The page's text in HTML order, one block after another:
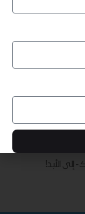
الأبد!
الأبد!